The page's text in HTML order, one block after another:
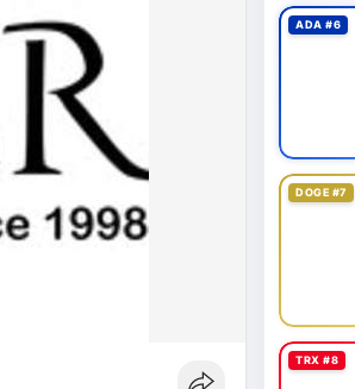
ADA #6
DOGE #7
TRX #8